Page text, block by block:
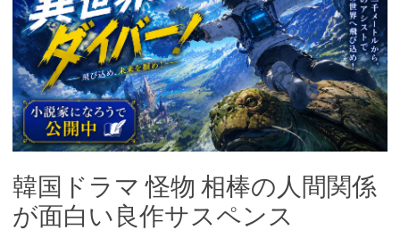
韓国ドラマ 怪物 相棒の人間関係
が面白い良作サスペンス